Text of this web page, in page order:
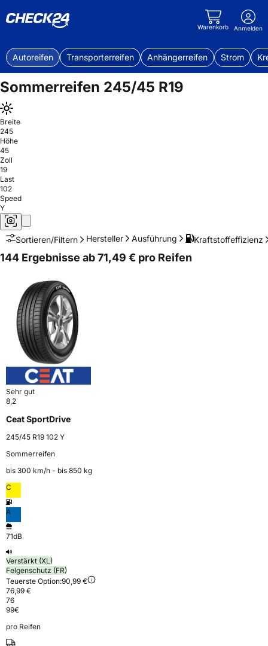
Warenkorb Anmelden
Autoreifen Transporterreifen Anhängerreifen Strom
Sommerreifen 245/45 R19
Breite
245
Höhe
45
Zoll
19
Last
102
Speed
Y
Sortieren/Filtern Hersteller Ausführung Kraftstoffeffizienz
144 Ergebnisse ab 71,49 € pro Reifen
Sehr gut
8,2
Ceat SportDrive
245/45 R19 102 Y
Sommerreifen
bis 300 km⁠/⁠h - bis 850 kg
C
A
71dB
Verstärkt (XL)
Felgenschutz (FR)
Teuerste Option:90,99 €
76,99 €
76
99€
pro Reifen